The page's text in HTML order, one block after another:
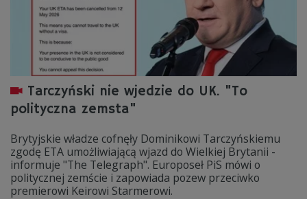
Tarczyński nie wjedzie do UK. "To
polityczna zemsta"
Brytyjskie władze cofnęły Dominikowi Tarczyńskiemu
zgodę ETA umożliwiającą wjazd do Wielkiej Brytanii -
informuje "The Telegraph". Europoseł PiS mówi o
politycznej zemście i zapowiada pozew przeciwko
premierowi Keirowi Starmerowi.